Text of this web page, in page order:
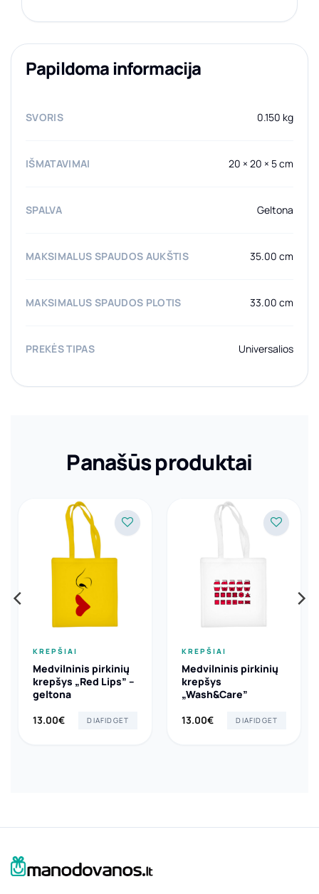
Papildoma informacija
SVORIS 0.150 kg
IŠMATAVIMAI 20 × 20 × 5 cm
SPALVA Geltona
MAKSIMALUS SPAUDOS AUKŠTIS 35.00 cm
MAKSIMALUS SPAUDOS PLOTIS 33.00 cm
PREKĖS TIPAS Universalios
Panašūs produktai
KREPŠIAI
Medvilninis pirkinių
krepšys „Red Lips” –
geltona
13.00€ DIAFIDGET
KREPŠIAI
Medvilninis pirkinių
krepšys
„Wash&Care”
13.00€ DIAFIDGET